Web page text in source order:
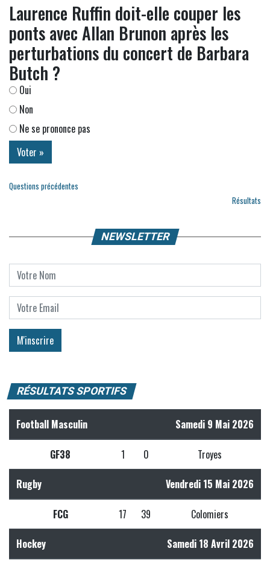
Laurence Ruffin doit-elle couper les
ponts avec Allan Brunon après les
perturbations du concert de Barbara
Butch ?
Oui
Non
Ne se prononce pas
Questions précédentes
Résultats
NEWSLETTER
RÉSULTATS SPORTIFS
Football Masculin Samedi 9 Mai 2026
GF38 1 0 Troyes
Rugby Vendredi 15 Mai 2026
FCG 17 39 Colomiers
Hockey Samedi 18 Avril 2026